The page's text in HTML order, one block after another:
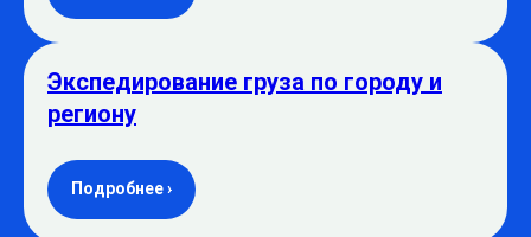
Экспедирование груза по городу и
региону
Подробнее ›